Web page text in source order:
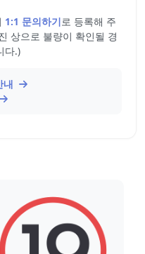
1:1 문의하기로 등록해 주
상으로 불량이 확인될 경
다.)
내